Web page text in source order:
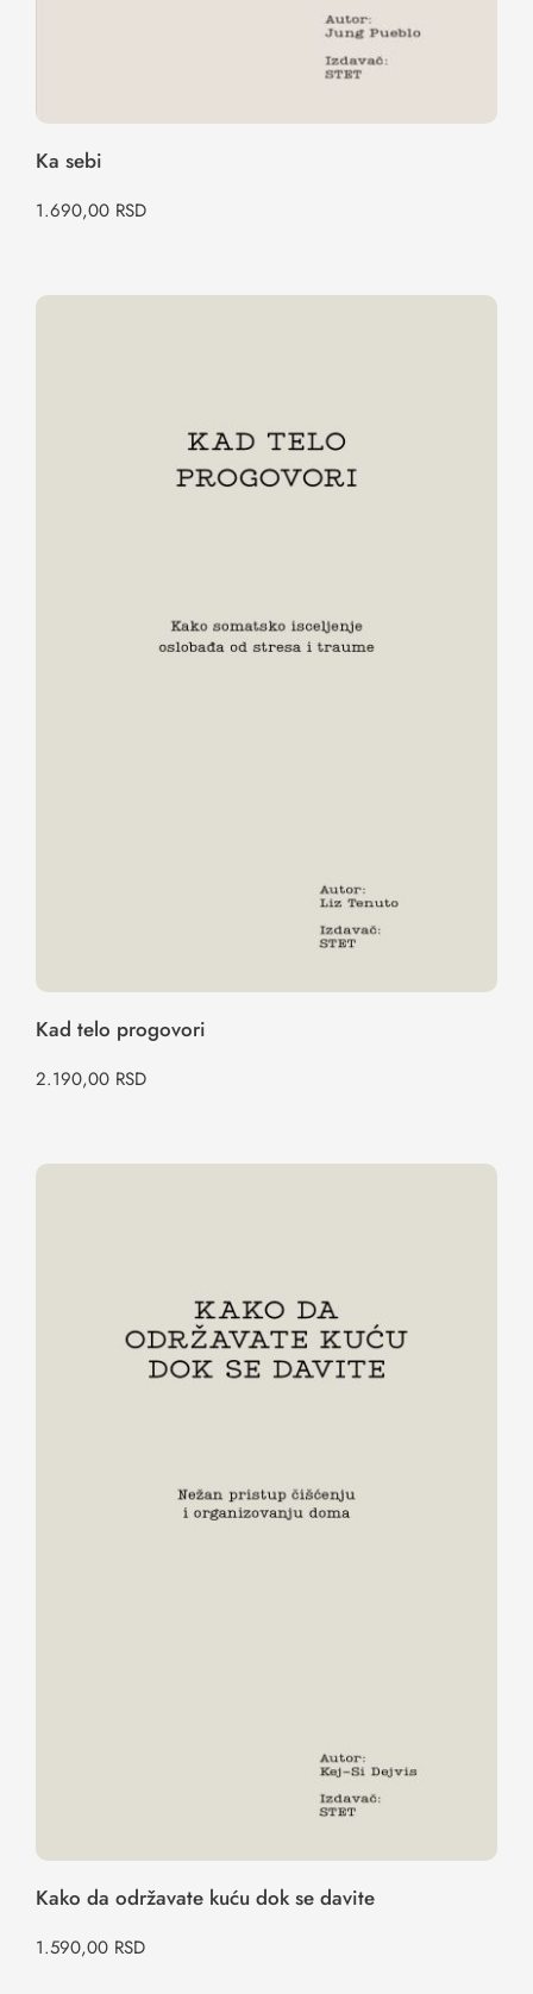
Ka sebi
1.690,00 RSD
Kad telo progovori
Kad telo progovori
2.190,00 RSD
Kako da održavate kuću dok se davite
Kako da održavate kuću dok se davite
1.590,00 RSD